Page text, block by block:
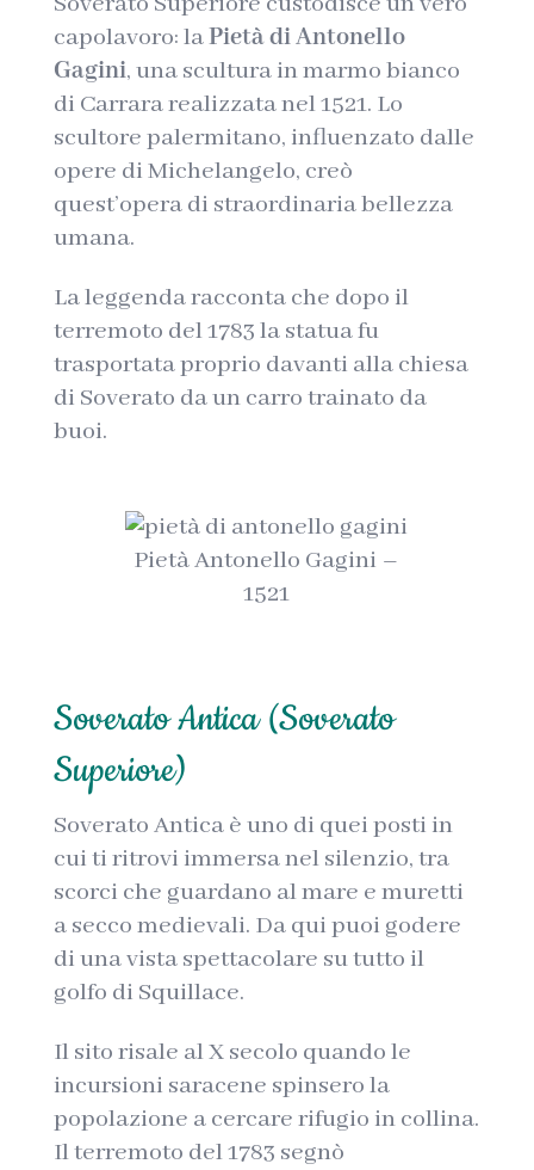
capolavoro: laPietà di Antonello
Gagini, una scultura in marmo bianco
di Carrara realizzata nel 1521. Lo
scultore palermitano, influenzato dalle
opere di Michelangelo, creò
quest’opera di straordinaria bellezza
umana.
La leggenda racconta che dopo il
terremoto del 1783 la statua fu
trasportata proprio davanti alla chiesa
di Soverato da un carro trainato da
buoi.
Pietà Antonello Gagini –
1521
Soverato Antica (Soverato
Superiore)
Soverato Antica è uno di quei posti in
cui ti ritrovi immersa nel silenzio, tra
scorci che guardano al mare e muretti
a secco medievali. Da qui puoi godere
di una vista spettacolare su tutto il
golfo di Squillace.
Il sito risale al X secolo quando le
incursioni saracene spinsero la
popolazione a cercare rifugio in collina.
Il terremoto del 1783 segnò